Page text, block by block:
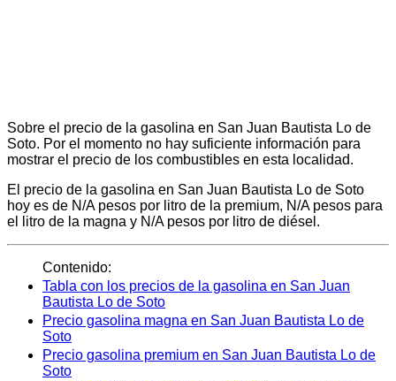
Sobre el precio de la gasolina en San Juan Bautista Lo de
Soto. Por el momento no hay suficiente información para
mostrar el precio de los combustibles en esta localidad.
El precio de la gasolina en San Juan Bautista Lo de Soto
hoy es de N/A pesos por litro de la premium, N/A pesos para
el litro de la magna y N/A pesos por litro de diésel.
Contenido:
Tabla con los precios de la gasolina en San Juan
Bautista Lo de Soto
Precio gasolina magna en San Juan Bautista Lo de
Soto
Precio gasolina premium en San Juan Bautista Lo de
Soto